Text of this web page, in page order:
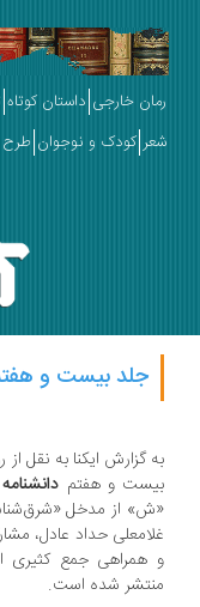
رمان خارجی داستان کوتاه
شعر کودک و نوجوان
جلد بیست و
به گزارش ایکنا به نقل
بیست و هفتم
غلامعلی حداد عادل،
و همراهی جمع کثیری
منتشر شده است.